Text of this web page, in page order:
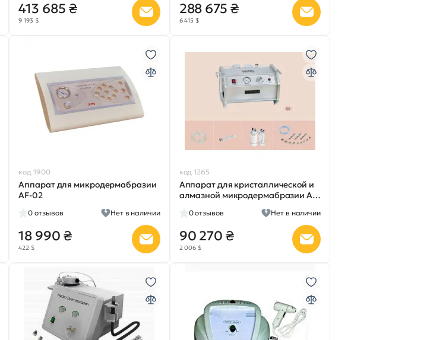
413 685 ₴
9 193 $
288 675 ₴
6 415 $
код 1900
Аппарат для микродермабразии
AF-02
0отзывов Нет в наличии
18 990 ₴
422 $
код 1265
Аппарат для кристаллической и
алмазной микродермабразии AS-
0отзывов Нет в наличии
90 270 ₴
2 006 $